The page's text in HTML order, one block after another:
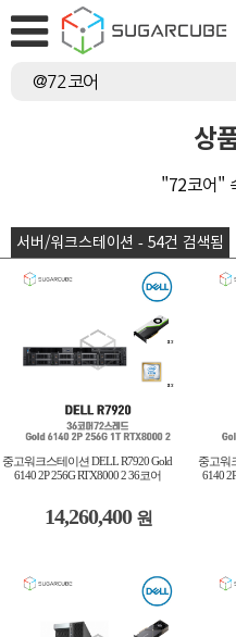
상
"72코어"
서버/워크스테이션 - 54건 검색됨
중고워크스테이션 DELL R7920 Gold
6140 2P 256G RTX8000 2 36코어
14,260,400 원
중고워
6140